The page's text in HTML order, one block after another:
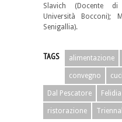
Slavich (Docente di
Università Bocconi);
Senigallia).
TAGS alimentazione
convegno
Dal Pescatore Felidia
ristorazione